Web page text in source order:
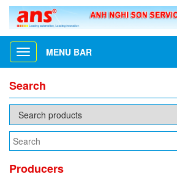
Toggle
navigation
MENU BAR
Search
Producers